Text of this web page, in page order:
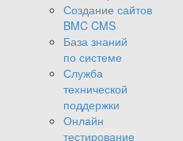
Создание сайтов
BMC CMS
База знаний
по системе
Служба
технической
поддержки
Онлайн
тестирование